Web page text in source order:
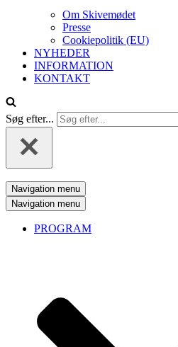
Om Skivemødet
Presse
Cookiepolitik (EU)
NYHEDER
INFORMATION
KONTAKT
Søg efter...
Navigation menu
Navigation menu
PROGRAM